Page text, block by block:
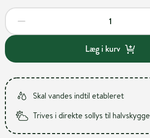
Læg i kurv
Skal vandes indtil etableret
Trives i direkte sollys til halvskygge